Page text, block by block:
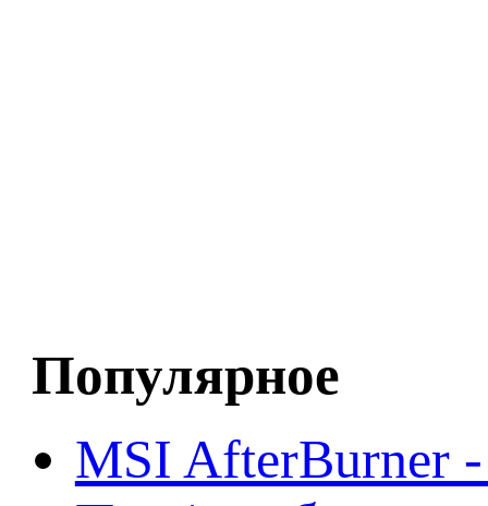
Популярное
MSI AfterBurner